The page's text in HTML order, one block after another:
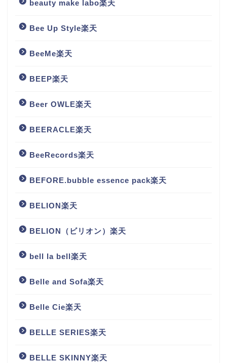
beauty make labo楽天
Bee Up Style楽天
BeeMe楽天
BEEP楽天
Beer OWLE楽天
BEERACLE楽天
BeeRecords楽天
BEFORE.bubble essence pack楽天
BELION楽天
BELION（ビリオン）楽天
bell la bell楽天
Belle and Sofa楽天
Belle Cie楽天
BELLE SERIES楽天
BELLE SKINNY楽天